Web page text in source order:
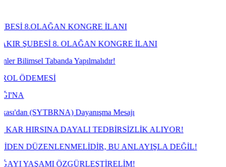
KONGRE İLANI
8. OLAĞAN KONGRE İLANI
Yapılmalıdır!
Dayanışma Mesajı
DAYALI TEDBİRSİZLİK ALIYOR!
BU ANLAYIŞLA DEĞİL!
ÖZGÜRLEŞTİRELİM!